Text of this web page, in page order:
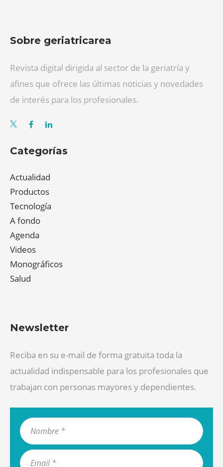
Sobre geriatricarea
Revista digital dirigida al sector de la geriatría y
afines que ofrece las últimas noticias y novedades
de interés para los profesionales.
Categorías
Actualidad
Productos
Tecnología
A fondo
Agenda
Videos
Monográficos
Salud
Newsletter
Reciba en su e-mail de forma gratuita toda la
actualidad indispensable para los profesionales que
trabajan con personas mayores y dependientes.